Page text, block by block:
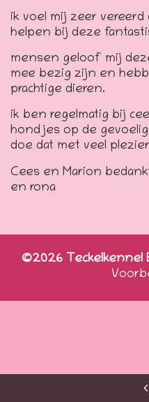
ik voel mij zeer vereerd
helpen bij deze
mensen geloof mij
mee bezig zijn en
prachtige dieren.
ik ben regelmatig bij
hondjes op de
doe dat met veel
Cees en Marion
en rona
©2026 Teckelkennel